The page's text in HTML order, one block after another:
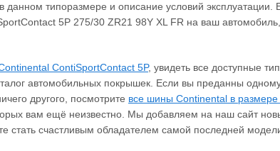
данном типоразмере и описание условий эксплуатации.
5P 275/30 ZR21 98Y XL FR на ваш
ContiSportContact 5P, увидеть все доступные
автомобильных покрышек. Если вы преданны
другого, посмотрите все шины Continental в размере
вам ещё неизвестно. Мы добавляем на наш сайт
стать счастливым обладателем самой последней